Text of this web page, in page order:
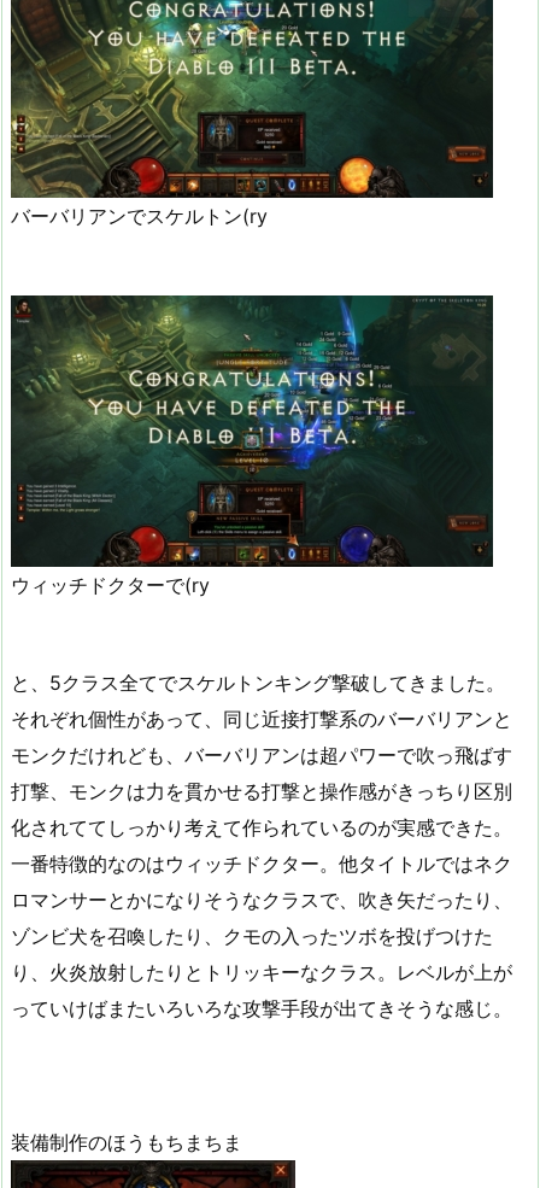
バーバリアンでスケルトン(ry
ウィッチドクターで(ry
と、5クラス全てでスケルトンキング撃破してきました。
それぞれ個性があって、同じ近接打撃系のバーバリアンと
モンクだけれども、バーバリアンは超パワーで吹っ飛ばす
打撃、モンクは力を貫かせる打撃と操作感がきっちり区別
化されててしっかり考えて作られているのが実感できた。
一番特徴的なのはウィッチドクター。他タイトルではネク
ロマンサーとかになりそうなクラスで、吹き矢だったり、
ゾンビ犬を召喚したり、クモの入ったツボを投げつけた
り、火炎放射したりとトリッキーなクラス。レベルが上が
っていけばまたいろいろな攻撃手段が出てきそうな感じ。
装備制作のほうもちまちま